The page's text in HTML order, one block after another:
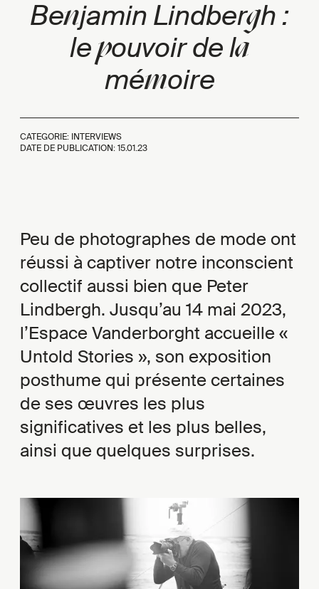
Benjamin Lindbergh :
lepouvoir de la
mémoire
CATEGORIE: INTERVIEWS
DATE DE PUBLICATION:15.01.23
Peu de photographes de mode ont
réussi à captiver notre inconscient
collectif aussi bien que Peter
Lindbergh. Jusqu’au 14 mai 2023,
l’Espace Vanderborght accueille «
Untold Stories », son exposition
posthume qui présente certaines
de ses œuvres les plus
significatives et les plus belles,
ainsi que quelques surprises.